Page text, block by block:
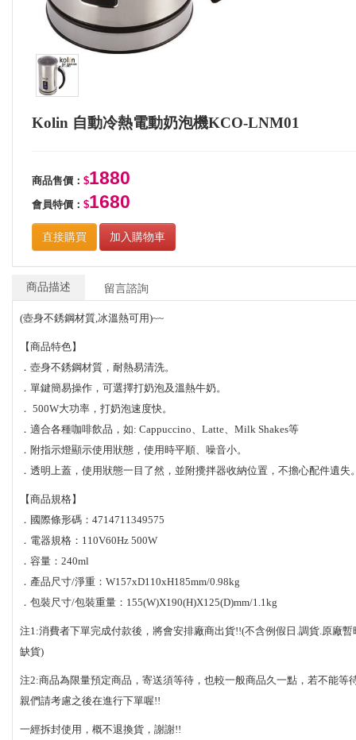
Kolin 自動冷熱電動奶泡機KCO-LNM01
商品售價： $1880
會員特價： $1680
直接購買 加入購物車
商品描述 留言諮詢
(壺身不銹鋼材質,冰溫熱可用)~~
【商品特色】
．壺身不銹鋼材質，耐熱易清洗。
．單鍵簡易操作，可選擇打奶泡及溫熱牛奶。
． 500W大功率，打奶泡速度快。
．適合各種咖啡飲品，如: Cappuccino、Latte、Milk Shakes等
．附指示燈顯示使用狀態，使用時平順、噪音小。
．透明上蓋，使用狀態一目了然，並附攪拌器收納位置，不擔心配件遺失
【商品規格】
．國際條形碼：4714711349575
．電器規格：110V60Hz 500W
．容量：240ml
．產品尺寸/淨重：W157xD110xH185mm/0.98kg
．包裝尺寸/包裝重量：155(W)X190(H)X125(D)mm/1.1kg
注1:消費者下單完成付款後，將會安排廠商出貨!!(不含例假日.調貨.原廠暫
缺貨)
注2:商品為限量預定商品，寄送須等待，也較一般商品久一點，若不能等
親們請考慮之後在進行下單喔!!
一經拆封使用，概不退換貨，謝謝!!